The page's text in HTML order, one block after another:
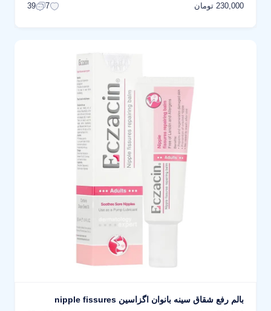
230,000 تومان 7
39
بالم رفع شقاق سینه بانوان اگزاسین nipple fissures